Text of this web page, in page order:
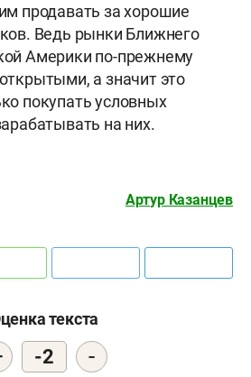
продавать за хорошие
Ведь рынки Ближнего
Америки по-прежнему
а значит это
покупать условных
на них.
Артур Казанцев
текста
-2 -